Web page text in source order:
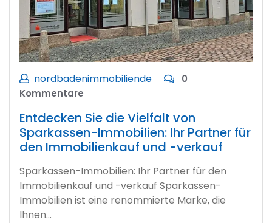
nordbadenimmobiliende
0
Kommentare
Entdecken Sie die Vielfalt von
Sparkassen-Immobilien: Ihr Partner für
den Immobilienkauf und -verkauf
Sparkassen-Immobilien: Ihr Partner für den
Immobilienkauf und -verkauf Sparkassen-
Immobilien ist eine renommierte Marke, die
Ihnen…